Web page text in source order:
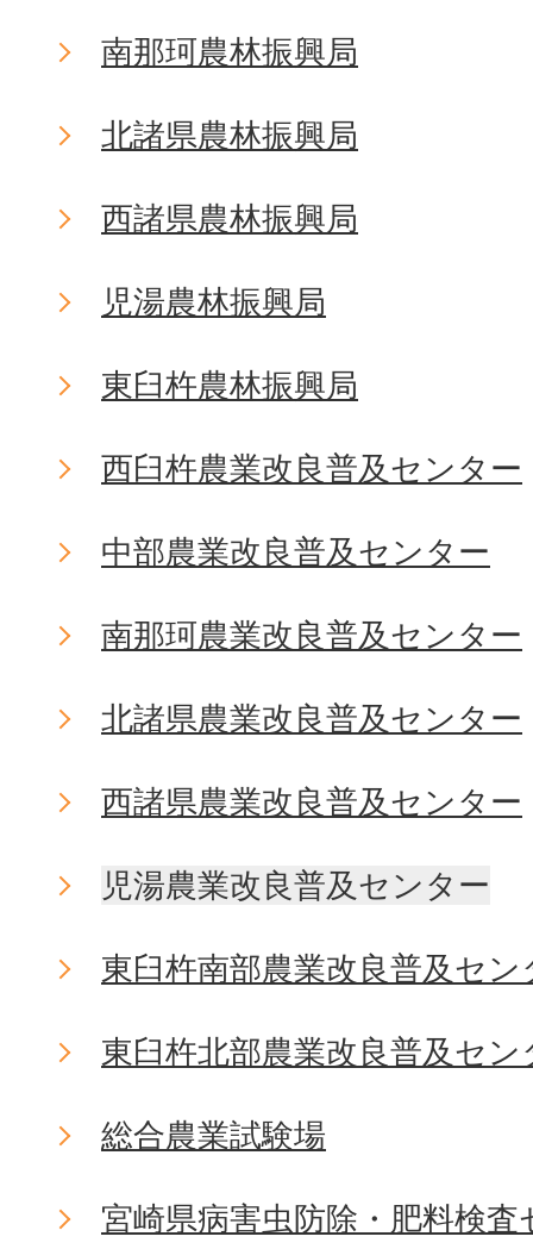
南那珂農林振興局
北諸県農林振興局
西諸県農林振興局
児湯農林振興局
東臼杵農林振興局
西臼杵農業改良普及センター
中部農業改良普及センター
南那珂農業改良普及センター
北諸県農業改良普及センター
西諸県農業改良普及センター
児湯農業改良普及センター
東臼杵南部農業改良普及セン
東臼杵北部農業改良普及セン
総合農業試験場
宮崎県病害虫防除・肥料検査